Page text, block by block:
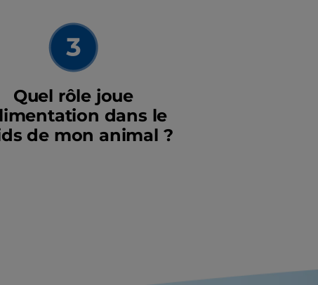
Quel rôle joue
dans le
de mon animal ?